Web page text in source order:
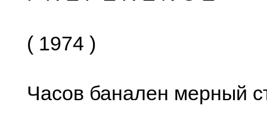
( 1974 )
Часов банален мерный